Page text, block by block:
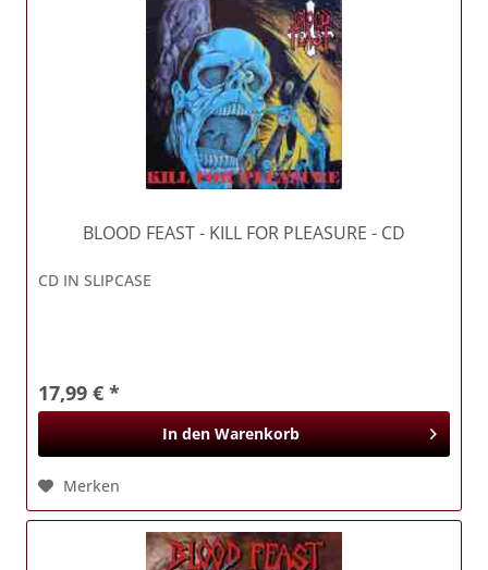
BLOOD FEAST- KILL FOR PLEASURE - CD
CD IN SLIPCASE
17,99 € *
In den Warenkorb
Merken